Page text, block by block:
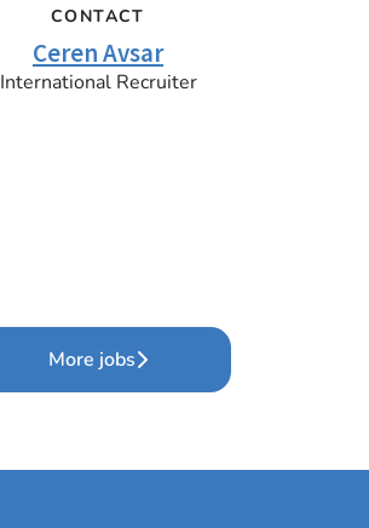
CONTACT
Ceren Avsar
International Recruiter
More jobs